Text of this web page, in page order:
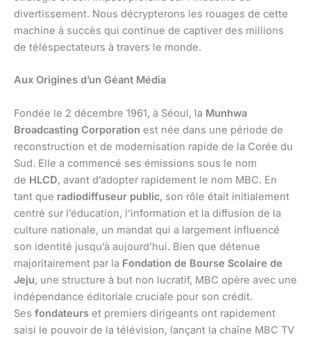
divertissement. Nous décrypterons les rouages de cette
machine à succès qui continue de captiver des millions
de téléspectateurs à travers le monde.
Aux Origines d’un Géant Média
Fondée le 2 décembre 1961, à Séoul, la Munhwa
Broadcasting Corporation est née dans une période de
reconstruction et de modernisation rapide de la Corée du
Sud. Elle a commencé ses émissions sous le nom
de HLCD, avant d’adopter rapidement le nom MBC. En
tant que radiodiffuseur public, son rôle était initialement
centré sur l’éducation, l’information et la diffusion de la
culture nationale, un mandat qui a largement influencé
son identité jusqu’à aujourd’hui. Bien que détenue
majoritairement par la Fondation de Bourse Scolaire de
Jeju, une structure à but non lucratif, MBC opère avec une
indépendance éditoriale cruciale pour son crédit.
Ses fondateurs et premiers dirigeants ont rapidement
saisi le pouvoir de la télévision, lançant la chaîne MBC TV